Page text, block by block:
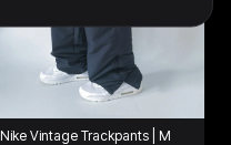
Nike Vintage Trackpants | M